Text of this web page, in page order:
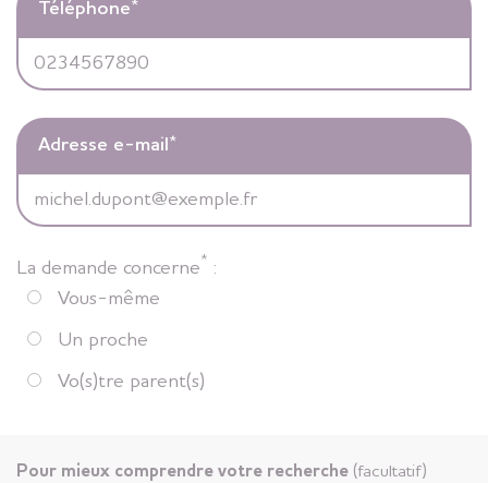
Téléphone*
Adresse e-mail *
La demande concerne* :
Vous-même
Un proche
Vo(s)tre parent(s)
Pour mieux comprendre votre recherche (facultatif)